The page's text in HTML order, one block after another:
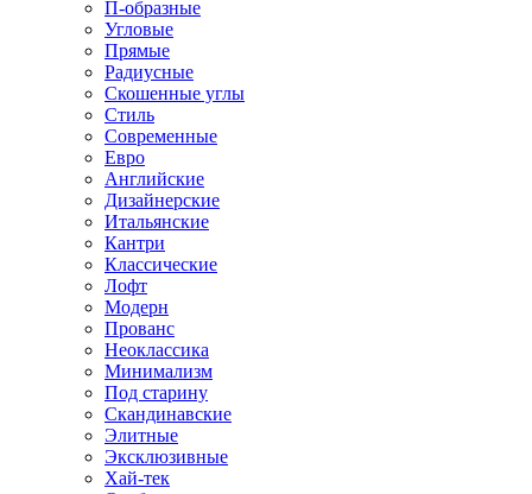
П-образные
Угловые
Прямые
Радиусные
Скошенные углы
Стиль
Современные
Евро
Английские
Дизайнерские
Итальянские
Кантри
Классические
Лофт
Модерн
Прованс
Неоклассика
Минимализм
Под старину
Скандинавские
Элитные
Эксклюзивные
Хай-тек